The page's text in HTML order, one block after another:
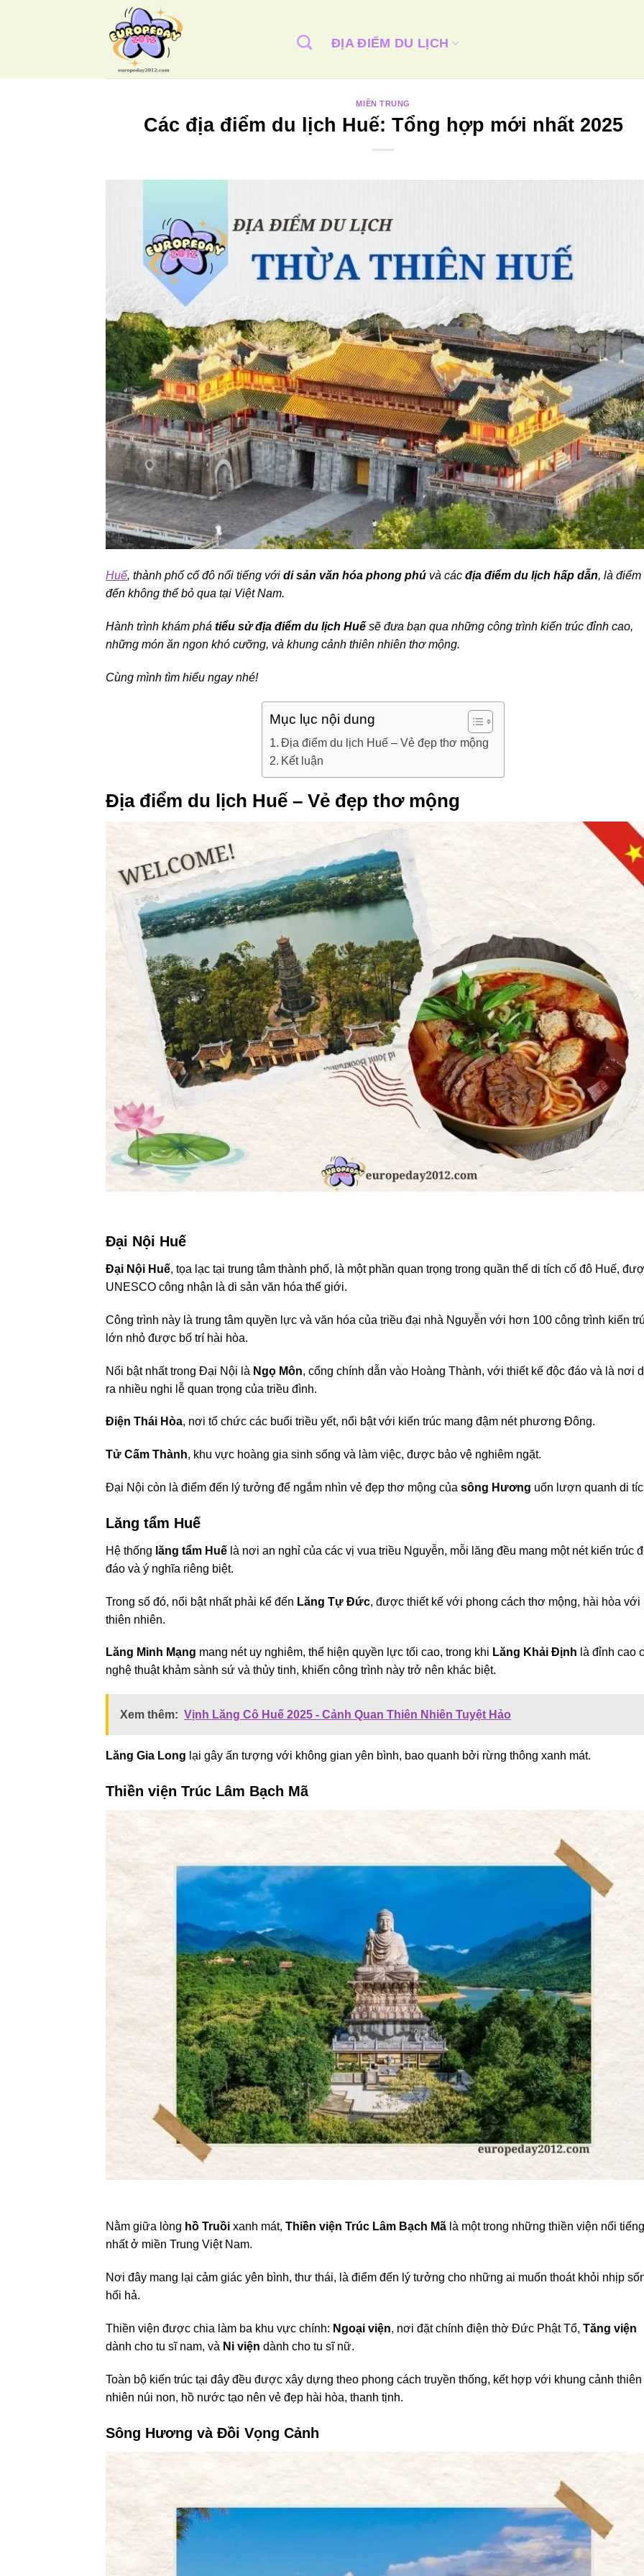
ĐỊA ĐIỂM DU LỊCH
MIỀN TRUNG
Các địa điểm du lịch Huế: Tổng hợp mới nhất 2025
Huế, thành phố cố đô nổi tiếng với di sản văn hóa phong phú và các địa điểm du lịch hấp dẫn, là điểm
đến không thể bỏ qua tại Việt Nam.
Hành trình khám phá tiểu sử địa điểm du lịch Huế sẽ đưa bạn qua những công trình kiến trúc đỉnh cao,
những món ăn ngon khó cưỡng, và khung cảnh thiên nhiên thơ mộng.
Cùng mình tìm hiểu ngay nhé!
Mục lục nội dung
Địa điểm du lịch Huế – Vẻ đẹp thơ mộng
Kết luận
Địa điểm du lịch Huế – Vẻ đẹp thơ mộng
Đại Nội Huế
Đại Nội Huế, tọa lạc tại trung tâm thành phố, là một phần quan trọng trong quần thể di tích cố đô Huế,
UNESCO công nhận là di sản văn hóa thế giới.
Công trình này là trung tâm quyền lực và văn hóa của triều đại nhà Nguyễn với hơn 100 công trình kiến
lớn nhỏ được bố trí hài hòa.
Nổi bật nhất trong Đại Nội là Ngọ Môn, cổng chính dẫn vào Hoàng Thành, với thiết kế độc đáo và là nơi
ra nhiều nghi lễ quan trọng của triều đình.
Điện Thái Hòa, nơi tổ chức các buổi triều yết, nổi bật với kiến trúc mang đậm nét phương Đông.
Tử Cấm Thành, khu vực hoàng gia sinh sống và làm việc, được bảo vệ nghiêm ngặt.
Đại Nội còn là điểm đến lý tưởng để ngắm nhìn vẻ đẹp thơ mộng của sông Hương uốn lượn quanh di
Lăng tẩm Huế
Hệ thống lăng tẩm Huế là nơi an nghỉ của các vị vua triều Nguyễn, mỗi lăng đều mang một nét kiến trúc
đáo và ý nghĩa riêng biệt.
Trong số đó, nổi bật nhất phải kể đến Lăng Tự Đức, được thiết kế với phong cách thơ mộng, hài hòa với
thiên nhiên.
Lăng Minh Mạng mang nét uy nghiêm, thể hiện quyền lực tối cao, trong khi Lăng Khải Định là đỉnh cao
nghệ thuật khảm sành sứ và thủy tinh, khiến công trình này trở nên khác biệt.
Xem thêm: Vịnh Lăng Cô Huế 2025 - Cảnh Quan Thiên Nhiên Tuyệt Hảo
Lăng Gia Long lại gây ấn tượng với không gian yên bình, bao quanh bởi rừng thông xanh mát.
Thiền viện Trúc Lâm Bạch Mã
Nằm giữa lòng hồ Truồi xanh mát, Thiền viện Trúc Lâm Bạch Mã là một trong những thiền viện nổi tiếng
nhất ở miền Trung Việt Nam.
Nơi đây mang lại cảm giác yên bình, thư thái, là điểm đến lý tưởng cho những ai muốn thoát khỏi nhịp
hối hả.
Thiền viện được chia làm ba khu vực chính: Ngoại viện, nơi đặt chính điện thờ Đức Phật Tổ, Tăng viện
dành cho tu sĩ nam, và Ni viện dành cho tu sĩ nữ.
Toàn bộ kiến trúc tại đây đều được xây dựng theo phong cách truyền thống, kết hợp với khung cảnh thiên
nhiên núi non, hồ nước tạo nên vẻ đẹp hài hòa, thanh tịnh.
Sông Hương và Đồi Vọng Cảnh